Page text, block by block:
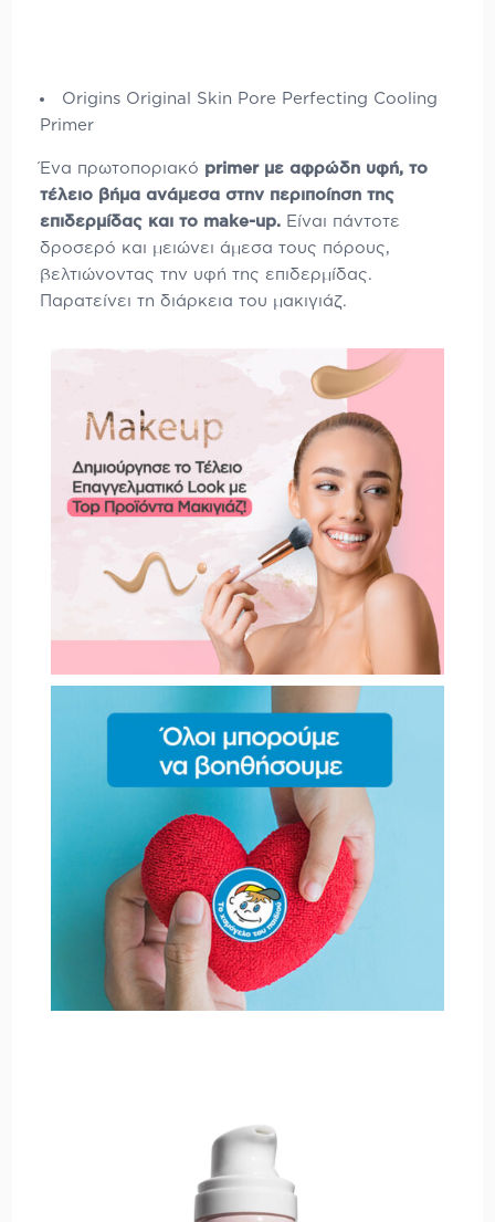
Origins Original Skin Pore Perfecting Cooling
Primer
Ένα πρωτοποριακό primer με αφρώδη υφή, το
τέλειο βήμα ανάμεσα στην περιποίηση της
επιδερμίδας και το make-up. Είναι πάντοτε
δροσερό και μειώνει άμεσα τους πόρους,
βελτιώνοντας την υφή της επιδερμίδας.
Παρατείνει τη διάρκεια του μακιγιάζ.